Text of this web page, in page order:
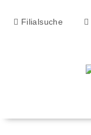
Filialsuche